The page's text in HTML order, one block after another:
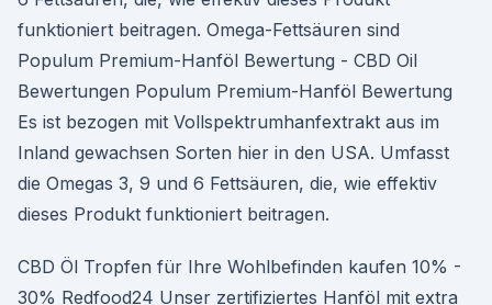
funktioniert beitragen. Omega-Fettsäuren sind
Populum Premium-Hanföl Bewertung - CBD Oil
Bewertungen Populum Premium-Hanföl Bewertung
Es ist bezogen mit Vollspektrumhanfextrakt aus im
Inland gewachsen Sorten hier in den USA. Umfasst
die Omegas 3, 9 und 6 Fettsäuren, die, wie effektiv
dieses Produkt funktioniert beitragen.
CBD Öl Tropfen für Ihre Wohlbefinden kaufen 10% -
30% Redfood24 Unser zertifiziertes Hanföl mit extra